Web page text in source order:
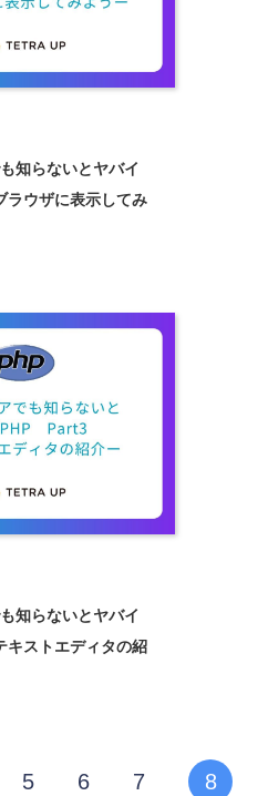
知らないとヤバイ
ウザに表示してみ
知らないとヤバイ
ストエディタの紹
5 6 7
8